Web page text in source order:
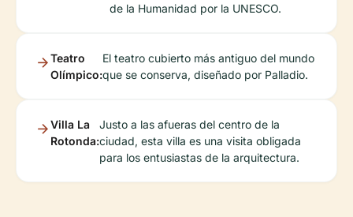
de la Humanidad por la UNESCO.
Teatro
Olímpico:
El teatro cubierto más antiguo del mundo
que se conserva, diseñado por Palladio.
Villa La
Rotonda:
Justo a las afueras del centro de la
ciudad, esta villa es una visita obligada
para los entusiastas de la arquitectura.